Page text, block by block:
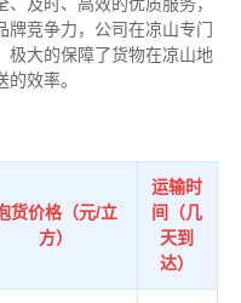
牌竞争力，公司在凉山专门
极大的保障了货物在凉山地
效率。
货价格（元/立
方）
运输时
间（几
天到
达）